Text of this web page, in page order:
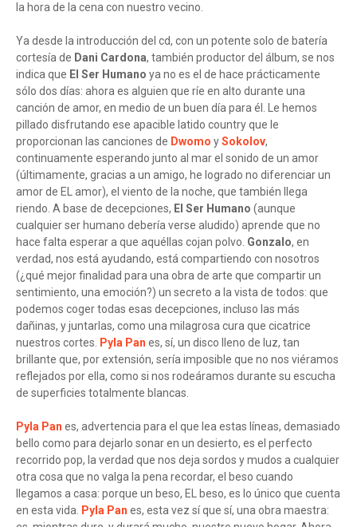
la hora de la cena con nuestro vecino.
Ya desde la introducción del cd, con un potente solo de batería
cortesía de Dani Cardona, también productor del álbum, se nos
indica que El Ser Humano ya no es el de hace prácticamente
sólo dos días: ahora es alguien que ríe en alto durante una
canción de amor, en medio de un buen día para él. Le hemos
pillado disfrutando ese apacible latido country que le
proporcionan las canciones de Dwomo ySokolov,
continuamente esperando junto al mar el sonido de un amor
(últimamente, gracias a un amigo, he logrado no diferenciar un
amor de EL amor), el viento de la noche, que también llega
riendo. A base de decepciones, El Ser Humano (aunque
cualquier ser humano debería verse aludido) aprende que no
hace falta esperar a que aquéllas cojan polvo. Gonzalo, en
verdad, nos está ayudando, está compartiendo con nosotros
(¿qué mejor finalidad para una obra de arte que compartir un
sentimiento, una emoción?) un secreto a la vista de todos: que
podemos coger todas esas decepciones, incluso las más
dañinas, y juntarlas, como una milagrosa cura que cicatrice
nuestros cortes. Pyla Pan es, sí, un disco lleno de luz, tan
brillante que, por extensión, sería imposible que no nos viéramos
reflejados por ella, como si nos rodeáramos durante su escucha
de superficies totalmente blancas.
Pyla Pan es, advertencia para el que lea estas líneas, demasiado
bello como para dejarlo sonar en un desierto, es el perfecto
recorrido pop, la verdad que nos deja sordos y mudos a cualquier
otra cosa que no valga la pena recordar, el beso cuando
llegamos a casa: porque un beso, EL beso, es lo único que cuenta
en esta vida. Pyla Pan es, esta vez sí que sí, una obra maestra: